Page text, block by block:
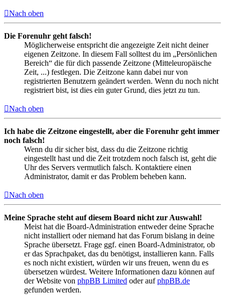
Nach oben
Die Forenuhr geht falsch!
Möglicherweise entspricht die angezeigte Zeit nicht deiner
eigenen Zeitzone. In diesem Fall solltest du im „Persönlichen
Bereich“ die für dich passende Zeitzone (Mitteleuropäische
Zeit, ...) festlegen. Die Zeitzone kann dabei nur von
registrierten Benutzern geändert werden. Wenn du noch nicht
registriert bist, ist dies ein guter Grund, dies jetzt zu tun.
Nach oben
Ich habe die Zeitzone eingestellt, aber die Forenuhr geht immer
noch falsch!
Wenn du dir sicher bist, dass du die Zeitzone richtig
eingestellt hast und die Zeit trotzdem noch falsch ist, geht die
Uhr des Servers vermutlich falsch. Kontaktiere einen
Administrator, damit er das Problem beheben kann.
Nach oben
Meine Sprache steht auf diesem Board nicht zur Auswahl!
Meist hat die Board-Administration entweder deine Sprache
nicht installiert oder niemand hat das Forum bislang in deine
Sprache übersetzt. Frage ggf. einen Board-Administrator, ob
er das Sprachpaket, das du benötigst, installieren kann. Falls
es noch nicht existiert, würden wir uns freuen, wenn du es
übersetzen würdest. Weitere Informationen dazu können auf
der Website von phpBB Limited oder aufphpBB.de
gefunden werden.